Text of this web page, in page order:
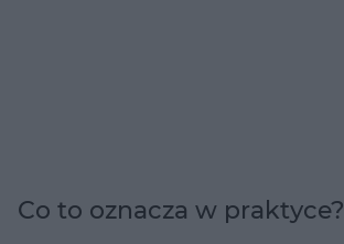
Co to oznacza w praktyce?